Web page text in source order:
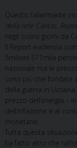
Questo l’allarmante
della rete Caritas.
negli scorsi giorni da
Il Report evidenzia
5milioni 571mila
nazionale ma le
sono più che fondate
della guerra in
prezzo dell’energia –
dell’inflazione e al
monetarie.
Tutta questa
ha fatto altro che